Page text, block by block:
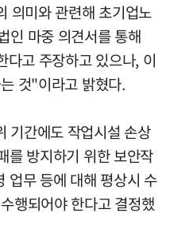
의미와 관련해 초기업노
인 마중 의견서를 통해
고 주장하고 있으나, 이
것"이라고 밝혔다.
기간에도 작업시설 손상
를 방지하기 위한 보안작
업무 등에 대해 평상시 수
행되어야 한다고 결정했